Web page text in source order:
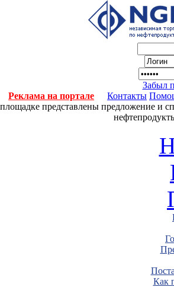
Забыл
Реклама на портале
Контакты
представлены предложение и
Как